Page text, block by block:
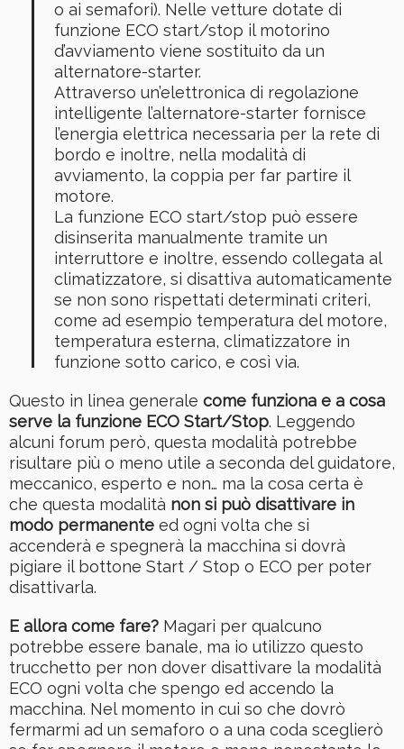
o ai semafori). Nelle vetture dotate di
funzione ECO start/stop il motorino
d’avviamento viene sostituito da un
alternatore-starter.
Attraverso un’elettronica di regolazione
intelligente l’alternatore-starter fornisce
l’energia elettrica necessaria per la rete di
bordo e inoltre, nella modalità di
avviamento, la coppia per far partire il
motore.
La funzione ECO start/stop può essere
disinserita manualmente tramite un
interruttore e inoltre, essendo collegata al
climatizzatore, si disattiva automaticamente
se non sono rispettati determinati criteri,
come ad esempio temperatura del motore,
temperatura esterna, climatizzatore in
funzione sotto carico, e così via.
Questo in linea generale come funziona e a cosa
serve la funzione ECO Start/Stop. Leggendo
alcuni forum però, questa modalità potrebbe
risultare più o meno utile a seconda del guidatore,
meccanico, esperto e non… ma la cosa certa è
che questa modalità non si può disattivare in
modo permanente ed ogni volta che si
accenderà e spegnerà la macchina si dovrà
pigiare il bottone Start / Stop o ECO per poter
disattivarla.
E allora come fare? Magari per qualcuno
potrebbe essere banale, ma io utilizzo questo
trucchetto per non dover disattivare la modalità
ECO ogni volta che spengo ed accendo la
macchina. Nel momento in cui so che dovrò
fermarmi ad un semaforo o a una coda sceglierò